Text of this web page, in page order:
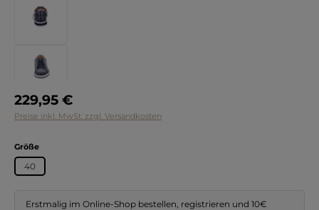
Regulärer Preis:
229,95 €
Preise inkl. MwSt. zzgl. Versandkosten
Größeauswählen
40
Erstmalig im Online-Shop bestellen, registrieren und 10€